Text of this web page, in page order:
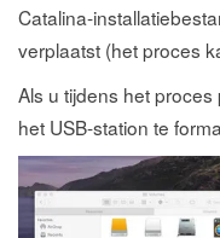
Catalina-
verplaatst (het proces
Als u tijdens het
het USB-station te